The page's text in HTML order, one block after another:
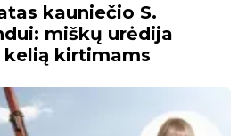
kauniečio S.
miškų urėdija
kirtimams